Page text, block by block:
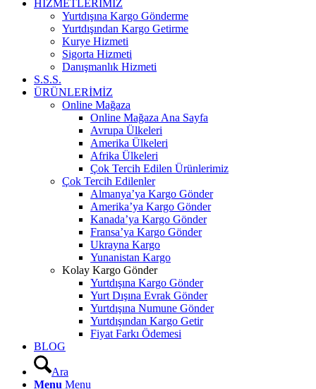
HİZMETLERİMİZ
Yurtdışına Kargo Gönderme
Yurtdışından Kargo Getirme
Kurye Hizmeti
Sigorta Hizmeti
Danışmanlık Hizmeti
S.S.S.
ÜRÜNLERİMİZ
Online Mağaza
Online Mağaza Ana Sayfa
Avrupa Ülkeleri
Amerika Ülkeleri
Afrika Ülkeleri
Çok Tercih Edilen Ürünlerimiz
Çok Tercih Edilenler
Almanya’ya Kargo Gönder
Amerika’ya Kargo Gönder
Kanada’ya Kargo Gönder
Fransa’ya Kargo Gönder
Ukrayna Kargo
Yunanistan Kargo
Kolay Kargo Gönder
Yurtdışına Kargo Gönder
Yurt Dışına Evrak Gönder
Yurtdışına Numune Gönder
Yurtdışından Kargo Getir
Fiyat Farkı Ödemesi
BLOG
Ara
Menu Menu